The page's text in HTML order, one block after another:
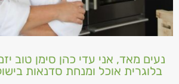
נעים מאד, אני עדי כהן סימן טוב
בלוגרית אוכל ומנחת סדנאות